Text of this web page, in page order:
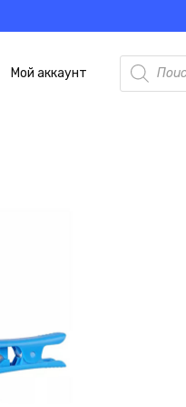
Мой аккаунт
Поиск
товаров